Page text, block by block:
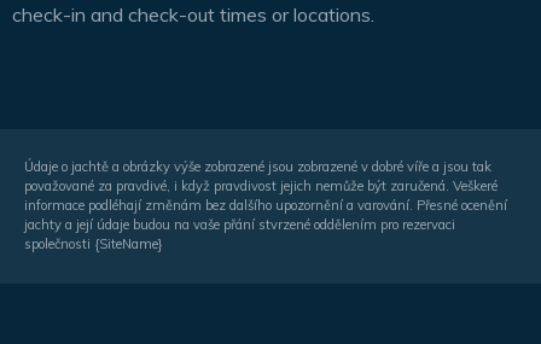
check-in and check-out times or locations.
Údaje o jachtě a obrázky výše zobrazené jsou zobrazené v dobré víře a jsou tak
považované za pravdivé, i když pravdivost jejich nemůže být zaručená. Veškeré
informace podléhají změnám bez dalšího upozornění a varování. Přesné ocenění
jachty a její údaje budou na vaše přání stvrzené oddělením pro rezervaci
společnosti {SiteName}